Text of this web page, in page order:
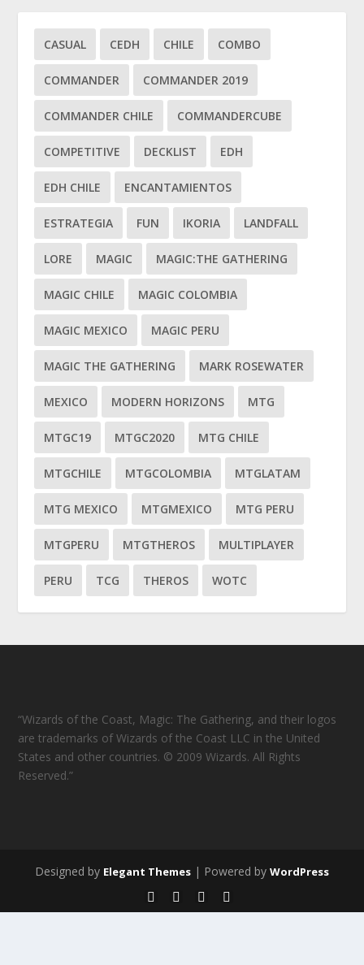
CASUAL CEDH CHILE COMBO
COMMANDER COMMANDER 2019
COMMANDER CHILE COMMANDERCUBE
COMPETITIVE DECKLIST EDH
EDH CHILE ENCANTAMIENTOS
ESTRATEGIA FUN IKORIA LANDFALL
LORE MAGIC MAGIC:THE GATHERING
MAGIC CHILE MAGIC COLOMBIA
MAGIC MEXICO MAGIC PERU
MAGIC THE GATHERING MARK ROSEWATER
MEXICO MODERN HORIZONS MTG
MTGC19 MTGC2020 MTG CHILE
MTGCHILE MTGCOLOMBIA MTGLATAM
MTG MEXICO MTGMEXICO MTG PERU
MTGPERU MTGTHEROS MULTIPLAYER
PERU TCG THEROS WOTC
“Wizards of the Coast, Magic: The Gathering, and their logos
are trademarks of Wizards of the Coast LLC in the United
States and other countries. © 2009 Wizards. All Rights
Reserved.”
Designed by Elegant Themes | Powered by WordPress